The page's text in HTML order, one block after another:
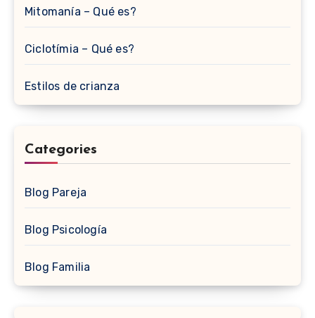
Mitomanía – Qué es?
Ciclotímia – Qué es?
Estilos de crianza
Categories
Blog Pareja
Blog Psicología
Blog Familia